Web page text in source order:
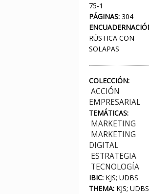
75-1
PÁGINAS: 304
RÚSTICA CON
SOLAPAS
COLECCIÓN:
ACCIÓN
EMPRESARIAL
TEMÁTICAS:
MARKETING
MARKETING
DIGITAL
ESTRATEGIA
TECNOLOGÍA
IBIC: KJS; UDBS
THEMA: KJS; UDBS